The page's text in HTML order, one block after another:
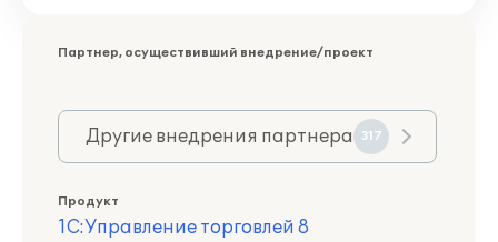
Партнер, осуществивший внедрение/проект
Другие внедрения партнера 317
Продукт
1С:Управление торговлей 8